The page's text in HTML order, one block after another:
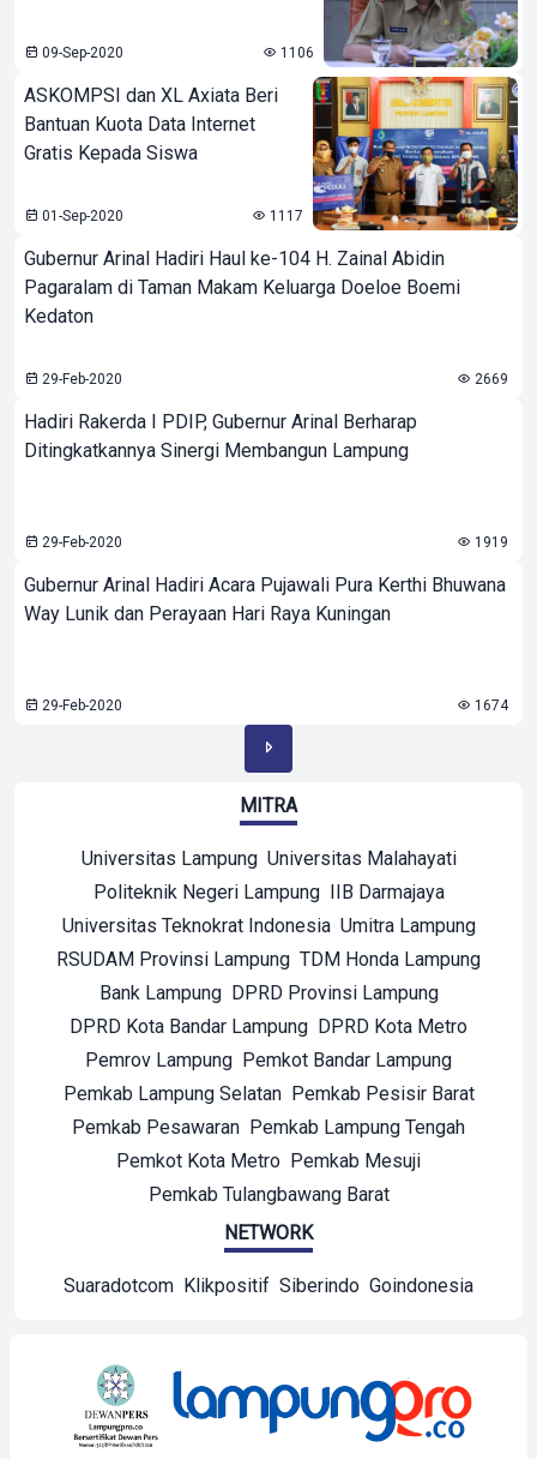
09-Sep-2020 1106
ASKOMPSI dan XL Axiata Beri
Bantuan Kuota Data Internet
Gratis Kepada Siswa
01-Sep-2020 1117
Gubernur Arinal Hadiri Haul ke-104 H. Zainal Abidin
Pagaralam di Taman Makam Keluarga Doeloe Boemi
Kedaton
29-Feb-2020 2669
Hadiri Rakerda I PDIP, Gubernur Arinal Berharap
Ditingkatkannya Sinergi Membangun Lampung
29-Feb-2020 1919
Gubernur Arinal Hadiri Acara Pujawali Pura Kerthi Bhuwana
Way Lunik dan Perayaan Hari Raya Kuningan
29-Feb-2020 1674
MITRA
Universitas Lampung Universitas Malahayati
Politeknik Negeri Lampung IIB Darmajaya
Universitas Teknokrat Indonesia Umitra Lampung
RSUDAM Provinsi Lampung TDM Honda Lampung
Bank Lampung DPRD Provinsi Lampung
DPRD Kota Bandar Lampung DPRD Kota Metro
Pemrov Lampung Pemkot Bandar Lampung
Pemkab Lampung Selatan Pemkab Pesisir Barat
Pemkab Pesawaran Pemkab Lampung Tengah
Pemkot Kota Metro Pemkab Mesuji
Pemkab Tulangbawang Barat
NETWORK
Suaradotcom Klikpositif Siberindo Goindonesia